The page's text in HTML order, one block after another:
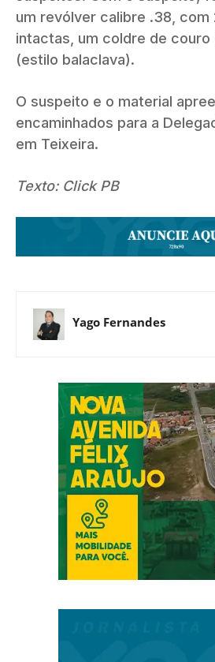
um revólver calibre .38, com
intactas, um coldre de couro
(estilo balaclava).
O suspeito e o material
encaminhados para a
em Teixeira.
Texto: Click PB
Yago Fernandes